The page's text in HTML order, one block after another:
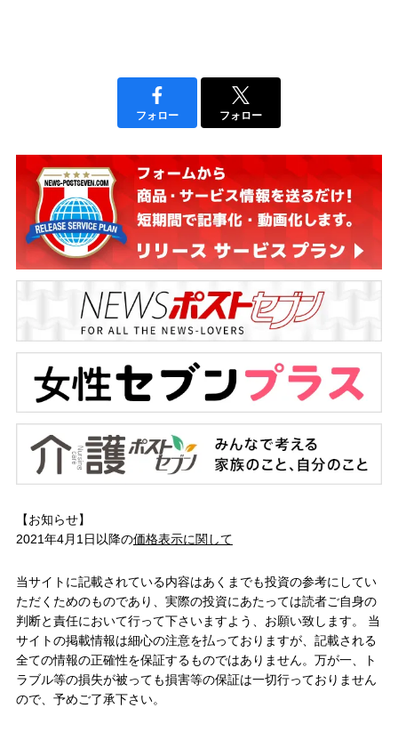
フォロー フォロー
【お知らせ】
2021年4月1日以降の価格表示に関して
当サイトに記載されている内容はあくまでも投資の参考にしてい
ただくためのものであり、実際の投資にあたっては読者ご自身の
判断と責任において行って下さいますよう、お願い致します。 当
サイトの掲載情報は細心の注意を払っておりますが、記載される
全ての情報の正確性を保証するものではありません。万が一、ト
ラブル等の損失が被っても損害等の保証は一切行っておりません
ので、予めご了承下さい。